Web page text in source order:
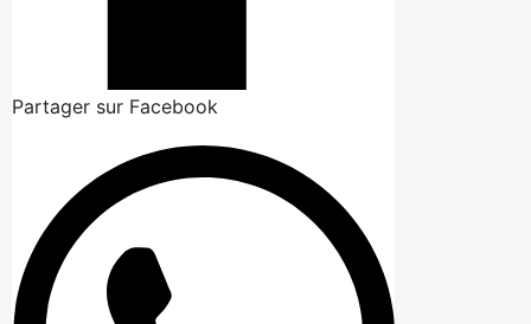
Partager sur Facebook